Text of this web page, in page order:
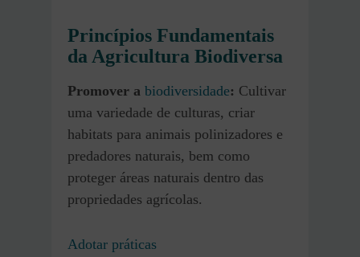
Princípios Fundamentais
da Agricultura Biodiversa
Promover a biodiversidade: Cultivar
uma variedade de culturas, criar
habitats para animais polinizadores e
predadores naturais, bem como
proteger áreas naturais dentro das
propriedades agrícolas.
Adotar práticas